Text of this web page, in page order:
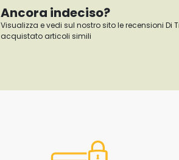
Ancora indeciso?
Visualizza e vedi sul nostro sito le recensioni
acquistato articoli simili